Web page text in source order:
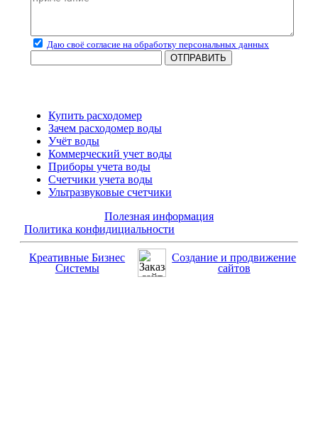
Даю своё согласие на обработку персональных данных
ОТПРАВИТЬ
Купить расходомер
Зачем расходомер воды
Учёт воды
Коммерческий учет воды
Приборы учета воды
Счетчики учета воды
Ультразвуковые счетчики
Полезная информация
Политика конфидициальности
Креативные Бизнес
Системы
Создание и продвижение
сайтов